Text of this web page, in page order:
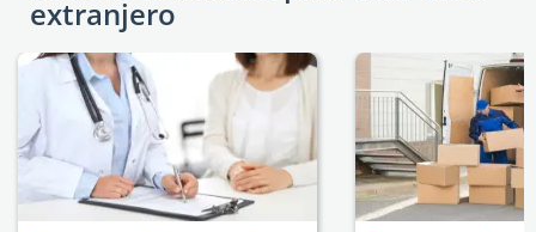
extranjero